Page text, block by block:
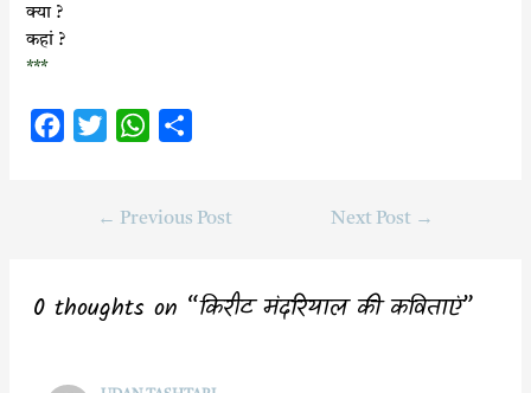
क्या ?
कहां ?
***
t
W
t
r
← Previous Post Next Post →
0 thoughts on “किरीट मंदरियाल की कविताएं”